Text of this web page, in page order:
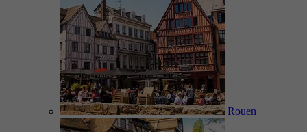
Rouen